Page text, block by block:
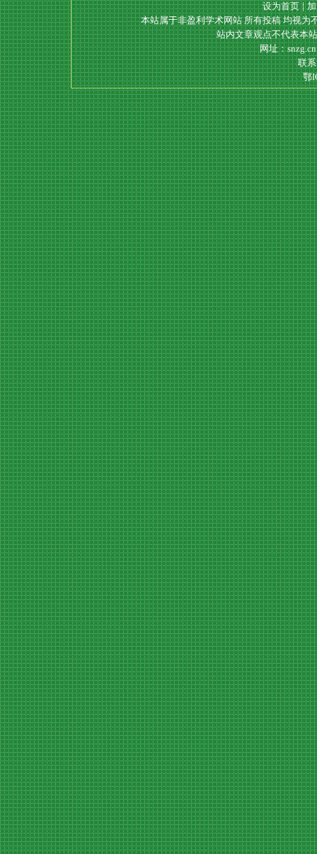
设为首页|
本站属于非盈利学术网站 所有投稿 均视为
站内文章观点不代表本
网址：
联
鄂